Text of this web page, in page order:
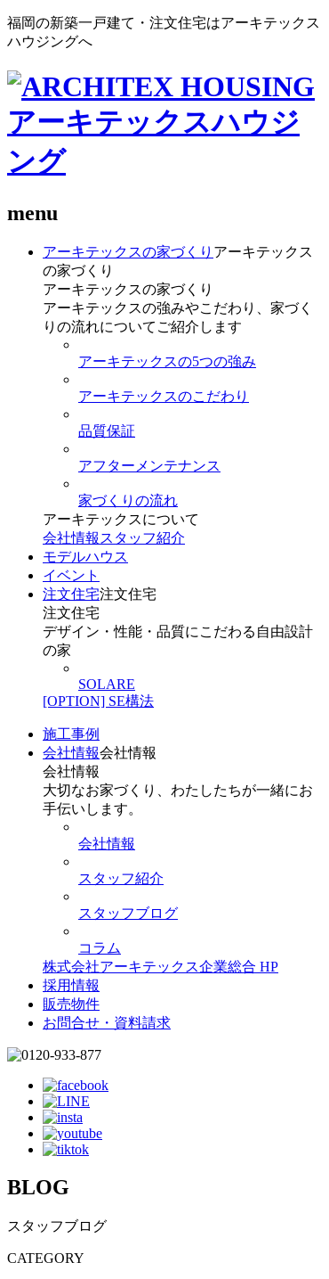
福岡の新築一戸建て・注文住宅はアーキテックス
ハウジングへ
menu
アーキテックスの家づくり アーキテックス
の家づくり
アーキテックスの家づくり
アーキテックスの強みやこだわり、家づく
りの流れについてご紹介します
アーキテックスの5つの強み
アーキテックスのこだわり
品質保証
アフターメンテナンス
家づくりの流れ
アーキテックスについて
会社情報 スタッフ紹介
モデルハウス
イベント
注文住宅注文住宅
注文住宅
デザイン・性能・品質にこだわる自由設計
の家
SOLARE
[OPTION] SE構法
施工事例
会社情報会社情報
会社情報
大切なお家づくり、わたしたちが一緒にお
手伝いします。
会社情報
スタッフ紹介
スタッフブログ
コラム
株式会社アーキテックス企業総合 HP
採用情報
販売物件
お問合せ・資料請求
BLOG
スタッフブログ
CATEGORY